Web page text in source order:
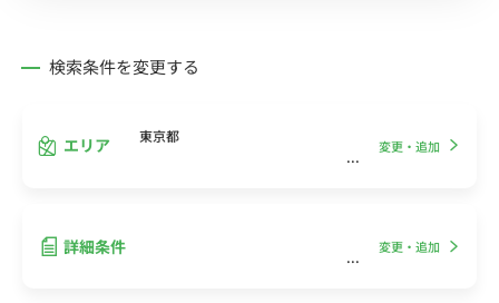
検索条件を変更する
エリア 東京都
変更・追加
詳細条件 変更・追加